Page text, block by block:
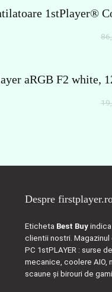
1stPlayer®
aRGB F2 white,
Despre
Eticheta Best Buy
clientii nostri.
PC 1stPLAYER : surse
mecanice, coolere AIO,
scaune și birouri de